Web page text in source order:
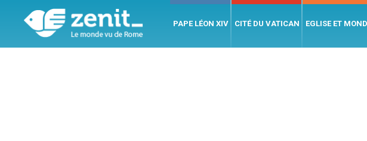
PAPE LÉON XIV CITÉ DU VATICAN EGLISE ET